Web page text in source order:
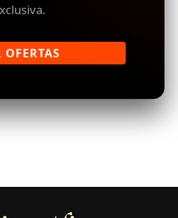
OFERTAS